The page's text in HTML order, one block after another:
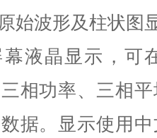
始波形及柱状图
液晶显示，可
相功率、三相
据。显示使用